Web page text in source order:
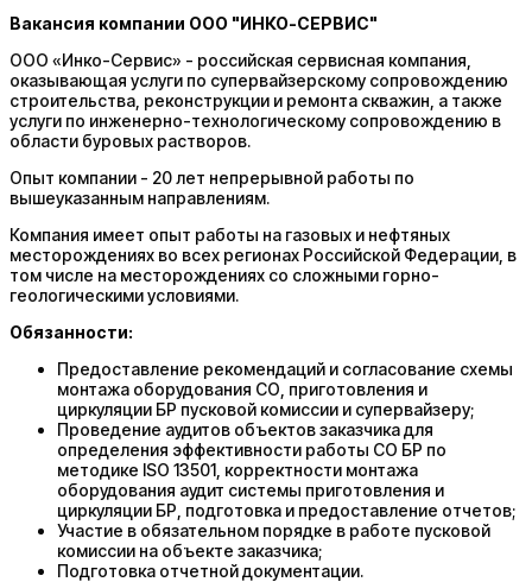
Вакансия компании ООО "ИНКО-СЕРВИС"
ООО «Инко-Сервис» - российская сервисная компания,
оказывающая услуги по супервайзерскому сопровождению
строительства, реконструкции и ремонта скважин, а также
услуги по инженерно-технологическому сопровождению в
области буровых растворов.
Опыт компании - 20 лет непрерывной работы по
вышеуказанным направлениям.
Компания имеет опыт работы на газовых и нефтяных
месторождениях во всех регионах Российской Федерации, в
том числе на месторождениях со сложными горно-
геологическими условиями.
Обязанности:
Предоставление рекомендаций и согласование схемы
монтажа оборудования СО, приготовления и
циркуляции БР пусковой комиссии и супервайзеру;
Проведение аудитов объектов заказчика для
определения эффективности работы СО БР по
методике ISO 13501, корректности монтажа
оборудования аудит системы приготовления и
циркуляции БР, подготовка и предоставление отчетов;
Участие в обязательном порядке в работе пусковой
комиссии на объекте заказчика;
Подготовка отчетной документации.